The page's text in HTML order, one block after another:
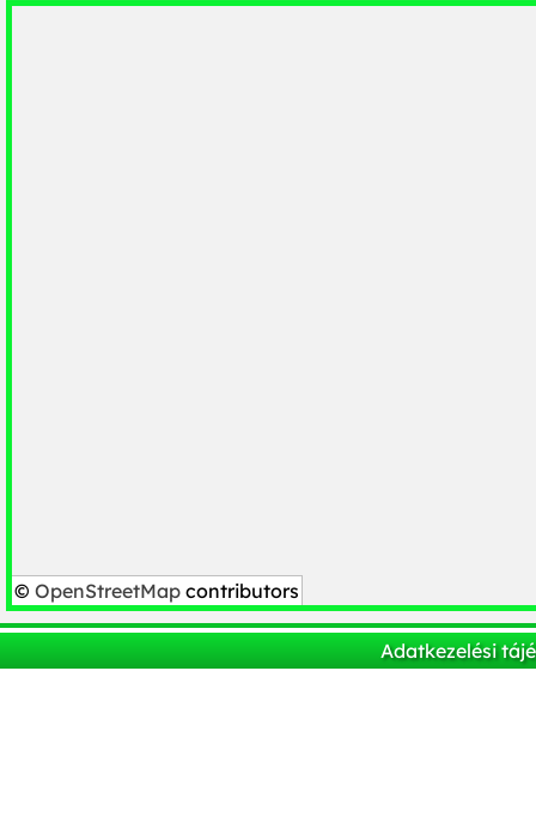
© OpenStreetMap contributors
Adatkezelési